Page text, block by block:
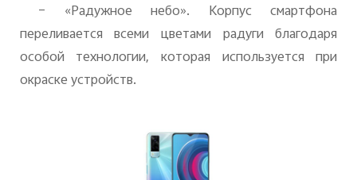
– «Радужное небо». Корпус смартфона
переливается всеми цветами радуги благодаря
особой технологии, которая используется при
окраске устройств.